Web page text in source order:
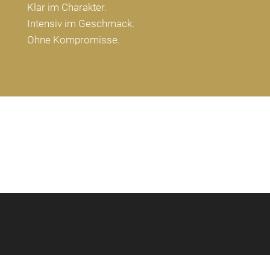
Klar im Charakter.
Intensiv im Geschmack.
Ohne Kompromisse.